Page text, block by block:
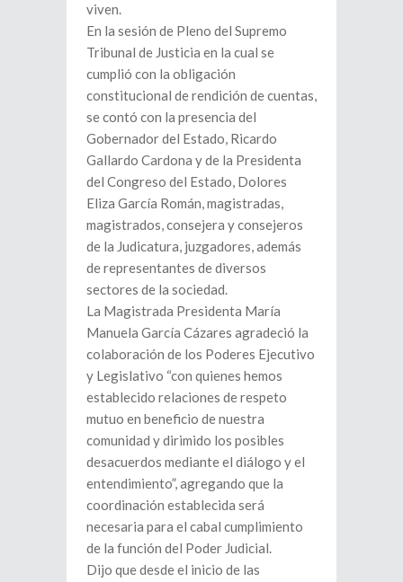
viven.
En la sesión de Pleno del Supremo
Tribunal de Justicia en la cual se
cumplió con la obligación
constitucional de rendición de cuentas,
se contó con la presencia del
Gobernador del Estado, Ricardo
Gallardo Cardona y de la Presidenta
del Congreso del Estado, Dolores
Eliza García Román, magistradas,
magistrados, consejera y consejeros
de la Judicatura, juzgadores, además
de representantes de diversos
sectores de la sociedad.
La Magistrada Presidenta María
Manuela García Cázares agradeció la
colaboración de los Poderes Ejecutivo
y Legislativo “con quienes hemos
establecido relaciones de respeto
mutuo en beneficio de nuestra
comunidad y dirimido los posibles
desacuerdos mediante el diálogo y el
entendimiento”, agregando que la
coordinación establecida será
necesaria para el cabal cumplimiento
de la función del Poder Judicial.
Dijo que desde el inicio de las